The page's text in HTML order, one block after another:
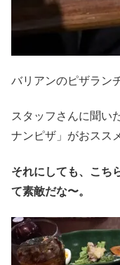
バリアンのピザラン
スタッフさんに聞い
ナンピザ」がおスス
それにしても、こち
て素敵だな〜。